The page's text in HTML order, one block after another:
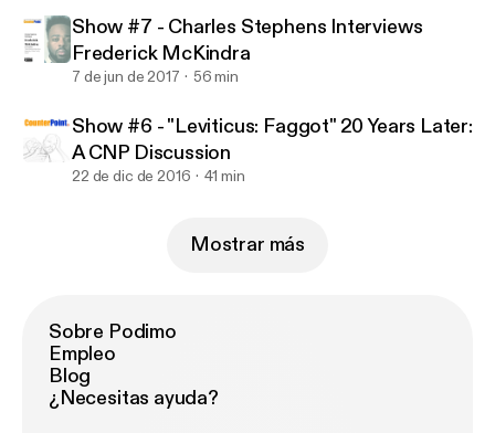
Show #7 - Charles Stephens Interviews
Frederick McKindra
7 de jun de 2017 56 min
Show #6 - "Leviticus: Faggot" 20 Years Later:
A CNP Discussion
22 de dic de 2016 41 min
Mostrar más
Sobre Podimo
Empleo
Blog
¿Necesitas ayuda?